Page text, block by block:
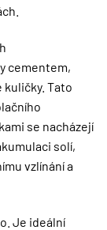
cementem,
Tato
se nacházejí
solí,
vzlínání a
Je ideální